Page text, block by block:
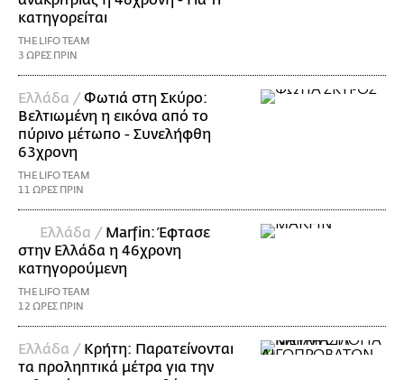
κατηγορείται
THE LIFO TEAM
3 ΩΡΕΣ ΠΡΙΝ
Ελλάδα /Φωτιά στη Σκύρο:
Βελτιωμένη η εικόνα από το
πύρινο μέτωπο - Συνελήφθη
63χρονη
THE LIFO TEAM
11 ΩΡΕΣ ΠΡΙΝ
Ελλάδα / Marfin: Έφτασε
στην Ελλάδα η 46χρονη
κατηγορούμενη
THE LIFO TEAM
12 ΩΡΕΣ ΠΡΙΝ
Ελλάδα / Κρήτη: Παρατείνονται
τα προληπτικά μέτρα για την